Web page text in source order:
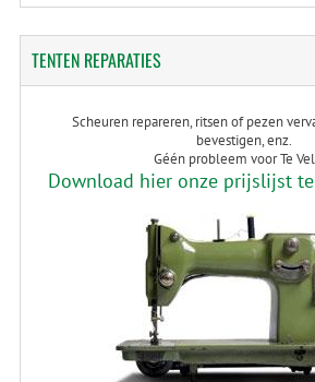
TENTENREPARATIES
Scheuren repareren, ritsen of pezen
bevestigen, enz.
Géén probleem voor Te
Download hier onze prijslijst